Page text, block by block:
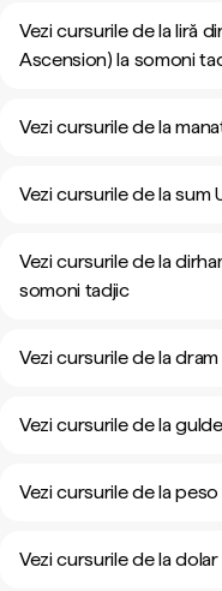
Vezi cursurile de la liră
Ascension) la somoni
Vezi cursurile de la
Vezi cursurile de la sum
Vezi cursurile de la
somoni tadjic
Vezi cursurile de la
Vezi cursurile de la
Vezi cursurile de la
Vezi cursurile de la